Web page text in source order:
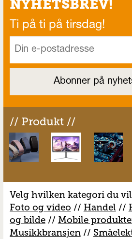
NYHETSBREV!
Ti på ti på tirsdag!
// Produkt //
Velg hvilken kategori du
Foto og video // Handel //
og bilde// Mobile
Musikkbransjen// S